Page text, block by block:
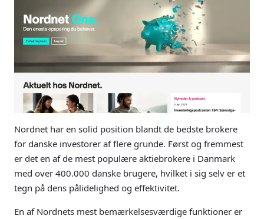
Nordnet har en solid position blandt de bedste brokere
for danske investorer af flere grunde. Først og fremmest
er det en af de mest populære aktiebrokere i Danmark
med over 400.000 danske brugere, hvilket i sig selv er et
tegn på dens pålidelighed og effektivitet.
En af Nordnets mest bemærkelsesværdige funktioner er